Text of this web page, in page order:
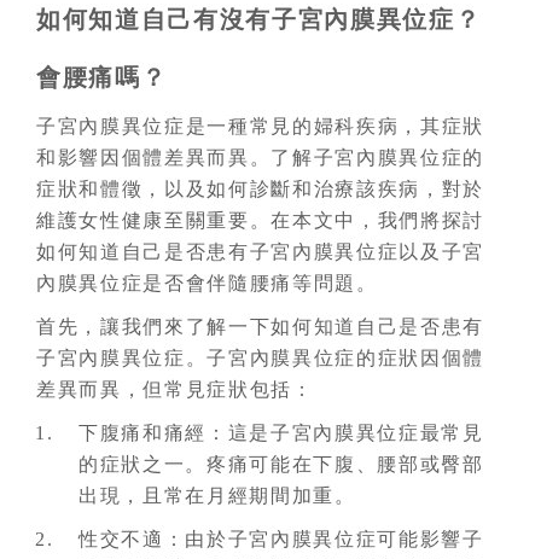
如何知道自己有沒有子宮內膜異位症？
會腰痛嗎？
子宮內膜異位症是一種常見的婦科疾病，其症狀
和影響因個體差異而異。了解子宮內膜異位症的
症狀和體徵，以及如何診斷和治療該疾病，對於
維護女性健康至關重要。在本文中，我們將探討
如何知道自己是否患有子宮內膜異位症以及子宮
內膜異位症是否會伴隨腰痛等問題。
首先，讓我們來了解一下如何知道自己是否患有
子宮內膜異位症。子宮內膜異位症的症狀因個體
差異而異，但常見症狀包括：
下腹痛和痛經：這是子宮內膜異位症最常見
的症狀之一。疼痛可能在下腹、腰部或臀部
出現，且常在月經期間加重。
性交不適：由於子宮內膜異位症可能影響子